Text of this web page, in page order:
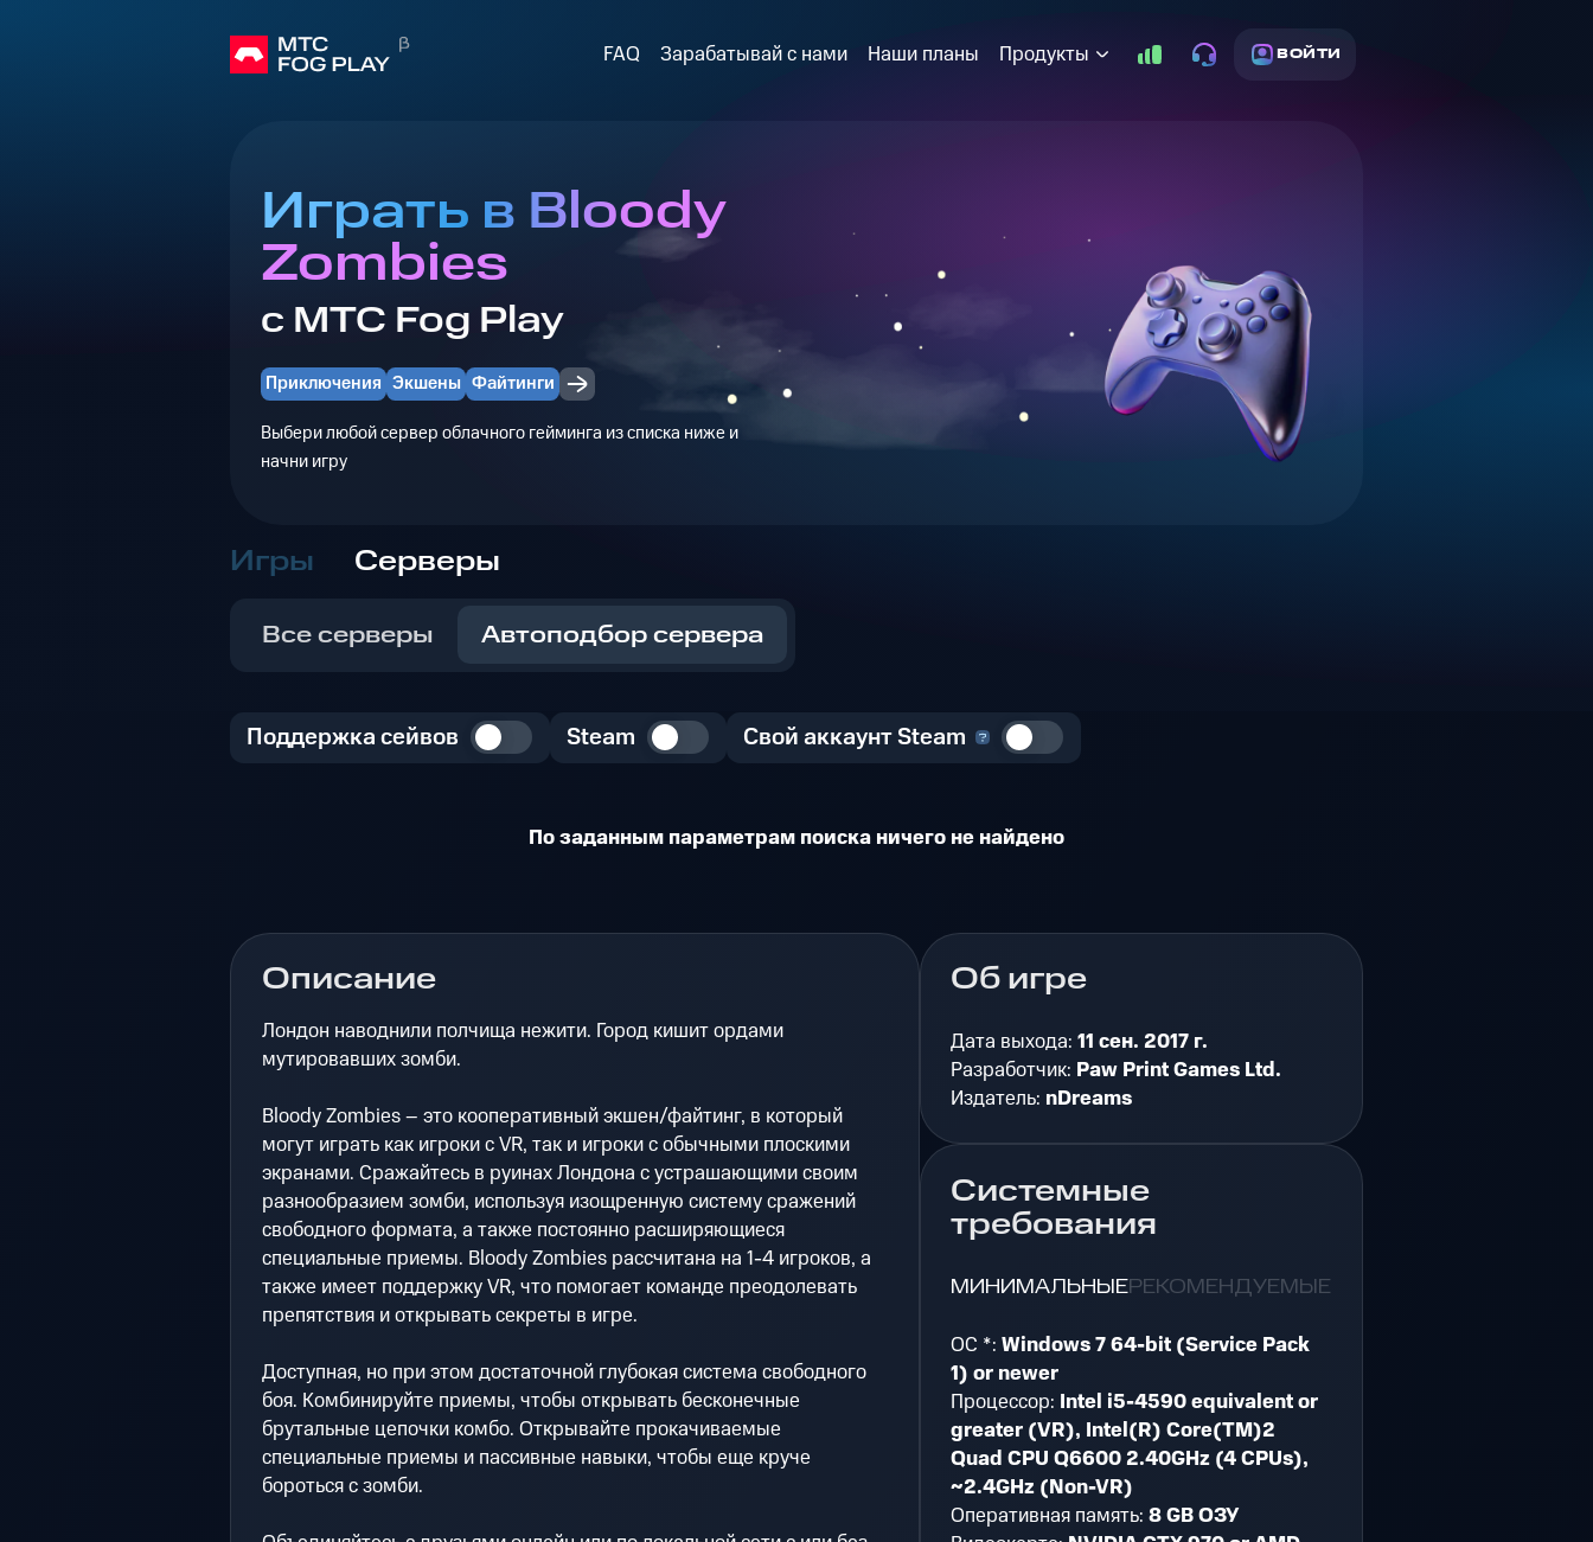
FAQ Зарабатывай с нами Наши планы Продукты ВОЙТИ
Играть в Bloody
Zombies
с МТС Fog Play
Приключения Экшены Файтинги
Выбери любой сервер облачного гейминга из списка ниже и
начни игру
Игры Серверы
Все серверы Автоподбор сервера
Поддержка сейвов Steam Свой аккаунт Steam
По заданным параметрам поиска ничего не найдено
Описание
Лондон наводнили полчища нежити. Город кишит ордами
мутировавших зомби.
Bloody Zombies – это кооперативный экшен/файтинг, в который
могут играть как игроки с VR, так и игроки с обычными плоскими
экранами. Сражайтесь в руинах Лондона с устрашающими своим
разнообразием зомби, используя изощренную систему сражений
свободного формата, а также постоянно расширяющиеся
специальные приемы. Bloody Zombies рассчитана на 1-4 игроков, а
также имеет поддержку VR, что помогает команде преодолевать
препятствия и открывать секреты в игре.
Доступная, но при этом достаточной глубокая система свободного
боя. Комбинируйте приемы, чтобы открывать бесконечные
брутальные цепочки комбо. Открывайте прокачиваемые
специальные приемы и пассивные навыки, чтобы еще круче
бороться с зомби.
Об игре
Дата выхода:11 сен. 2017 г.
Разработчик: Paw Print Games Ltd.
Издатель: nDreams
Системные
требования
МИНИМАЛЬНЫЕРЕКОМЕНДУЕМЫЕ
ОС *:Windows 7 64-bit (Service Pack
1) or newer
Процессор: Intel i5-4590 equivalent or
greater (VR), Intel(R) Core(TM)2
Quad CPU Q6600 2.40GHz (4 CPUs),
~2.4GHz (Non-VR)
Оперативная память:8 GB ОЗУ